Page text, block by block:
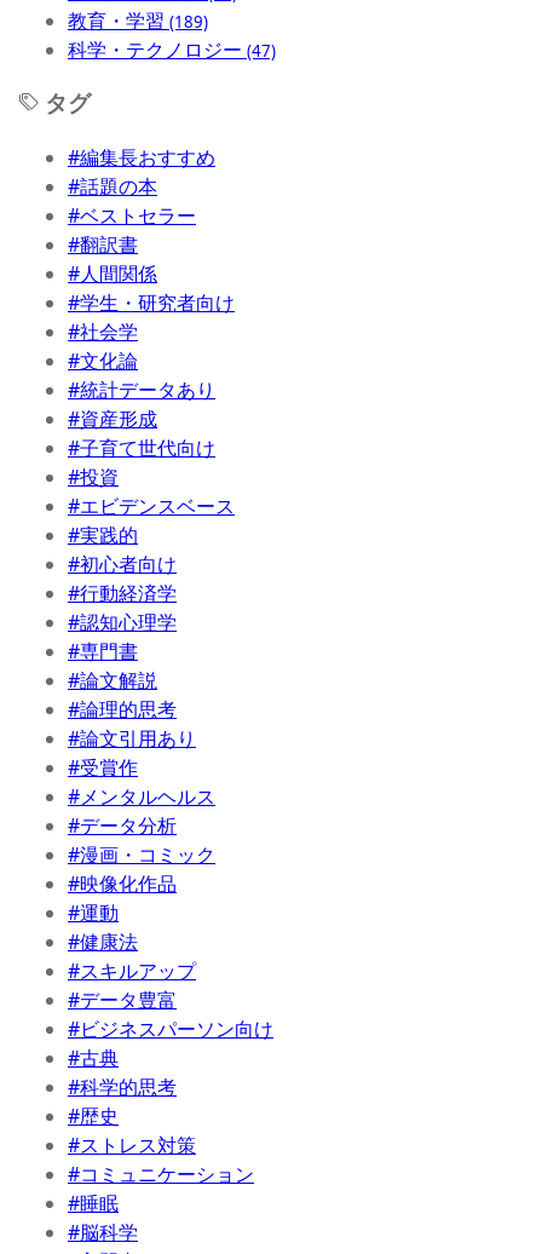
教育・学習 (189)
科学・テクノロジー (47)
タグ
#編集長おすすめ
#話題の本
#ベストセラー
#翻訳書
#人間関係
#学生・研究者向け
#社会学
#文化論
#統計データあり
#資産形成
#子育て世代向け
#投資
#エビデンスベース
#実践的
#初心者向け
#行動経済学
#認知心理学
#専門書
#論文解説
#論理的思考
#論文引用あり
#受賞作
#メンタルヘルス
#データ分析
#漫画・コミック
#映像化作品
#運動
#健康法
#スキルアップ
#データ豊富
#ビジネスパーソン向け
#古典
#科学的思考
#歴史
#ストレス対策
#コミュニケーション
#睡眠
#脳科学